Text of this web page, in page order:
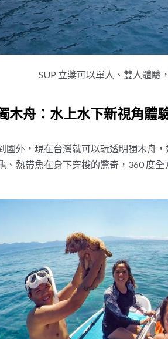
SUP 立槳可以單人、雙人體驗
木舟：水上水下新視角體
國外，現在台灣就可以玩透明獨木舟
、熱帶魚在身下穿梭的驚奇，360 度